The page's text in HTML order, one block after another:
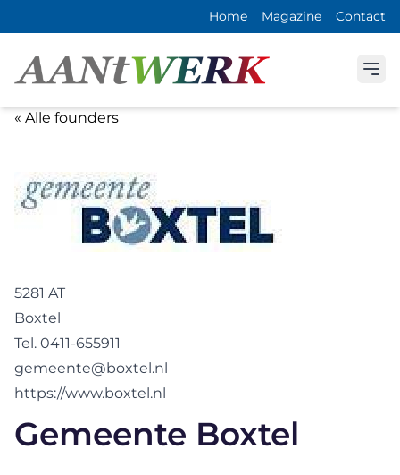
Home Magazine Contact
« Alle founders
5281 AT
Boxtel
Tel. 0411-655911
gemeente@boxtel.nl
https://www.boxtel.nl
Gemeente Boxtel